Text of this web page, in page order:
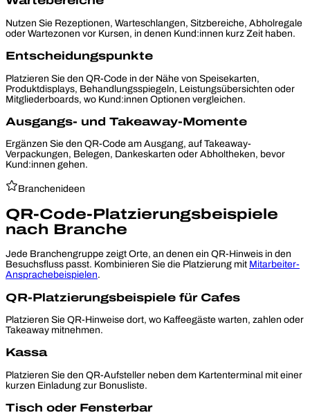
Nutzen Sie Rezeptionen, Warteschlangen, Sitzbereiche, Abholregale
oder Wartezonen vor Kursen, in denen Kund:innen kurz Zeit haben.
Entscheidungspunkte
Platzieren Sie den QR-Code in der Nähe von Speisekarten,
Produktdisplays, Behandlungsspiegeln, Leistungsübersichten oder
Mitgliederboards, wo Kund:innen Optionen vergleichen.
Ausgangs- und Takeaway-Momente
Ergänzen Sie den QR-Code am Ausgang, auf Takeaway-
Verpackungen, Belegen, Dankeskarten oder Abholtheken, bevor
Kund:innen gehen.
Branchenideen
QR-Code-Platzierungsbeispiele
nach Branche
Jede Branchengruppe zeigt Orte, an denen ein QR-Hinweis in den
Besuchsfluss passt. Kombinieren Sie die Platzierung mit Mitarbeiter-
Ansprachebeispielen.
QR-Platzierungsbeispiele für Cafes
Platzieren Sie QR-Hinweise dort, wo Kaffeegäste warten, zahlen oder
Takeaway mitnehmen.
Kassa
Platzieren Sie den QR-Aufsteller neben dem Kartenterminal mit einer
kurzen Einladung zur Bonusliste.
Tisch oder Fensterbar